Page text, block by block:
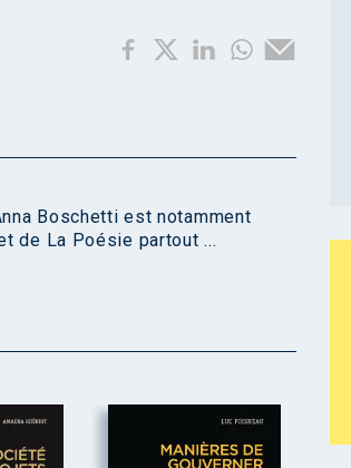
Boschetti est notamment
de La Poésie partout ...